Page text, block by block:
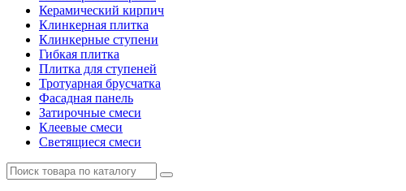
Керамический кирпич
Клинкерная плитка
Клинкерные ступени
Гибкая плитка
Плитка для ступеней
Тротуарная брусчатка
Фасадная панель
Затирочные смеси
Клеевые смеси
Светящиеся смеси